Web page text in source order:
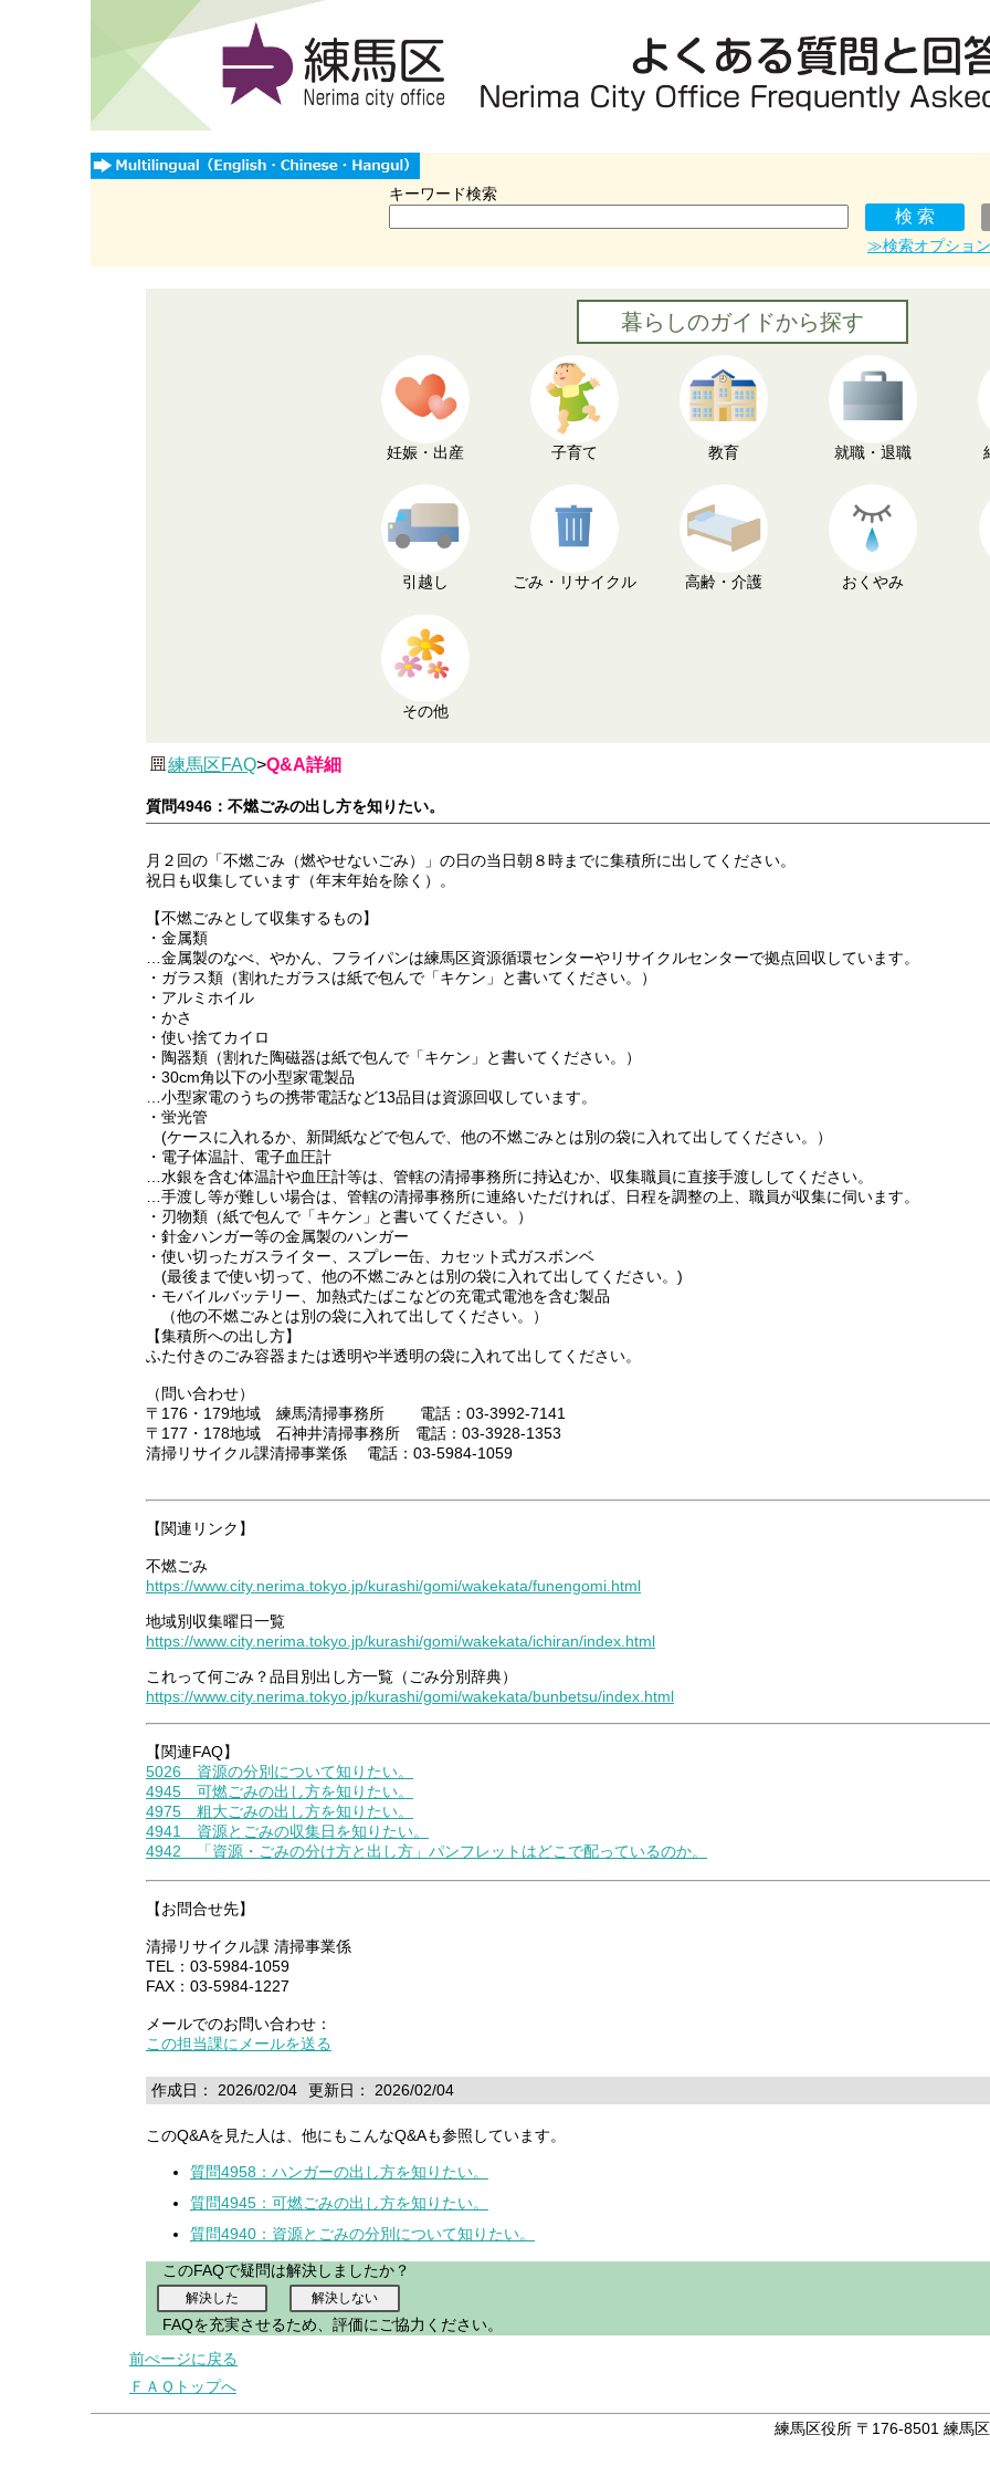
キーワード検索
≫検索オプション
暮らしのガイドから探す
妊娠・出産 子育て 教育 就職・退職
引越し ごみ・リサイクル 高齢・介護 おくやみ
その他
練馬区FAQ>Q&A詳細
質問4946：不燃ごみの出し方を知りたい。
月２回の「不燃ごみ（燃やせないごみ）」の日の当日朝８時までに集積所に出してください。
祝日も収集しています（年末年始を除く）。
【不燃ごみとして収集するもの】
・金属類
…金属製のなべ、やかん、フライパンは練馬区資源循環センターやリサイクルセンターで拠点回収しています。
・ガラス類（割れたガラスは紙で包んで「キケン」と書いてください。）
・アルミホイル
・かさ
・使い捨てカイロ
・陶器類（割れた陶磁器は紙で包んで「キケン」と書いてください。）
・30cm角以下の小型家電製品
…小型家電のうちの携帯電話など13品目は資源回収しています。
・蛍光管
(ケースに入れるか、新聞紙などで包んで、他の不燃ごみとは別の袋に入れて出してください。）
・電子体温計、電子血圧計
…水銀を含む体温計や血圧計等は、管轄の清掃事務所に持込むか、収集職員に直接手渡ししてください。
…手渡し等が難しい場合は、管轄の清掃事務所に連絡いただければ、日程を調整の上、職員が収集に伺います。
・刃物類（紙で包んで「キケン」と書いてください。）
・針金ハンガー等の金属製のハンガー
・使い切ったガスライター、スプレー缶、カセット式ガスボンベ
(最後まで使い切って、他の不燃ごみとは別の袋に入れて出してください。)
・モバイルバッテリー、加熱式たばこなどの充電式電池を含む製品
（他の不燃ごみとは別の袋に入れて出してください。）
【集積所への出し方】
ふた付きのごみ容器または透明や半透明の袋に入れて出してください。
（問い合わせ）
〒176・179地域 練馬清掃事務所 電話：03-3992-7141
〒177・178地域 石神井清掃事務所 電話：03-3928-1353
清掃リサイクル課清掃事業係 電話：03-5984-1059
【関連リンク】
不燃ごみ
https://www.city.nerima.tokyo.jp/kurashi/gomi/wakekata/funengomi.html
地域別収集曜日一覧
https://www.city.nerima.tokyo.jp/kurashi/gomi/wakekata/ichiran/index.html
これって何ごみ？品目別出し方一覧（ごみ分別辞典）
https://www.city.nerima.tokyo.jp/kurashi/gomi/wakekata/bunbetsu/index.html
【関連FAQ】
5026 資源の分別について知りたい。
4945 可燃ごみの出し方を知りたい。
4975 粗大ごみの出し方を知りたい。
4941 資源とごみの収集日を知りたい。
4942 「資源・ごみの分け方と出し方」パンフレットはどこで配っているのか。
【お問合せ先】
清掃リサイクル課 清掃事業係
TEL：03-5984-1059
FAX：03-5984-1227
メールでのお問い合わせ：
この担当課にメールを送る
作成日： 2026/02/04 更新日： 2026/02/04
このQ&Aを見た人は、他にもこんなQ&Aも参照しています。
質問4958：ハンガーの出し方を知りたい。
質問4945：可燃ごみの出し方を知りたい。
質問4940：資源とごみの分別について知りたい。
このFAQで疑問は解決しましたか？
FAQを充実させるため、評価にご協力ください。
前ぺージに戻る
ＦＡＱトップへ
練馬区役所 〒176-8501 練馬